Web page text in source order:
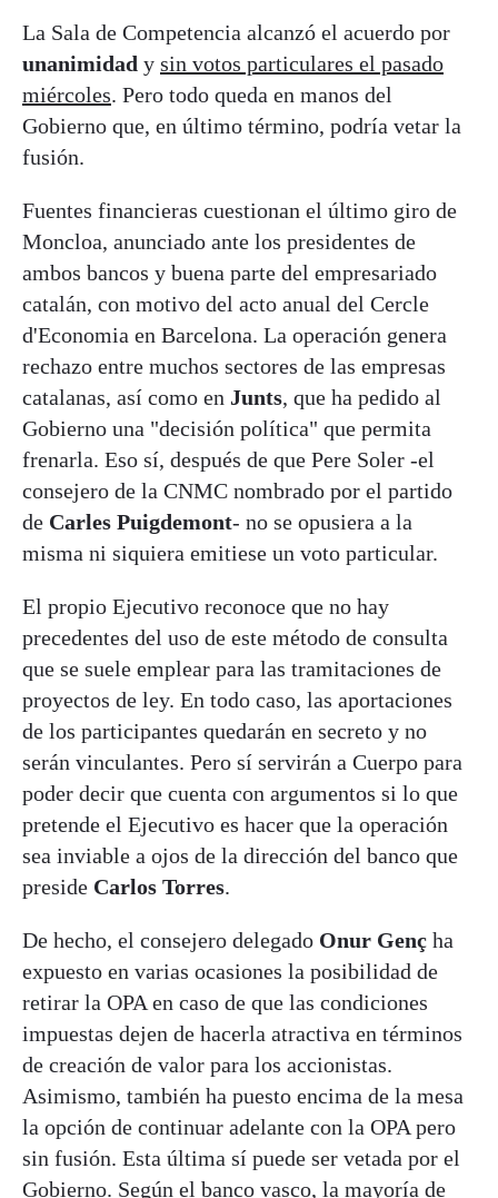
La Sala de Competencia alcanzó el acuerdo por
unanimidad y sin votos particulares el pasado
miércoles. Pero todo queda en manos del
Gobierno que, en último término, podría vetar la
fusión.
Fuentes financieras cuestionan el último giro de
Moncloa, anunciado ante los presidentes de
ambos bancos y buena parte del empresariado
catalán, con motivo del acto anual del Cercle
d'Economia en Barcelona. La operación genera
rechazo entre muchos sectores de las empresas
catalanas, así como en Junts, que ha pedido al
Gobierno una "decisión política" que permita
frenarla. Eso sí, después de que Pere Soler -el
consejero de la CNMC nombrado por el partido
de Carles Puigdemont- no se opusiera a la
misma ni siquiera emitiese un voto particular.
El propio Ejecutivo reconoce que no hay
precedentes del uso de este método de consulta
que se suele emplear para las tramitaciones de
proyectos de ley. En todo caso, las aportaciones
de los participantes quedarán en secreto y no
serán vinculantes. Pero sí servirán a Cuerpo para
poder decir que cuenta con argumentos si lo que
pretende el Ejecutivo es hacer que la operación
sea inviable a ojos de la dirección del banco que
preside Carlos Torres.
De hecho, el consejero delegado Onur Genç ha
expuesto en varias ocasiones la posibilidad de
retirar la OPA en caso de que las condiciones
impuestas dejen de hacerla atractiva en términos
de creación de valor para los accionistas.
Asimismo, también ha puesto encima de la mesa
la opción de continuar adelante con la OPA pero
sin fusión. Esta última sí puede ser vetada por el
Gobierno. Según el banco vasco, la mayoría de